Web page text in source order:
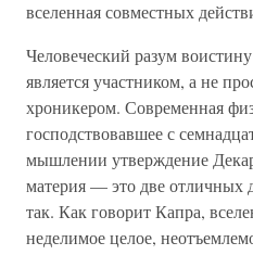
вселенная совместных
Человеческий разум
является участником, а не
хроникером. Современная
господствовавшее с
мышлении утверждение
материя — это две отличных
так. Как говорит Капра,
неделимое целое,